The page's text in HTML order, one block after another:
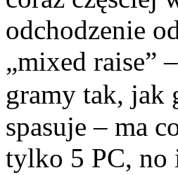
odchodzenie
„mixed raise”
gramy tak, jak
spasuje – ma
tylko 5 PC, no